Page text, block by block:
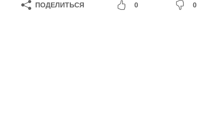
ПОДЕЛИТЬСЯ 0 0